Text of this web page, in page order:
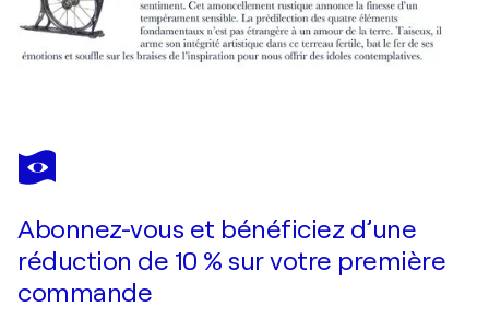
Abonnez-vous et bénéficiez d’une
réduction de 10 % sur votre première
commande